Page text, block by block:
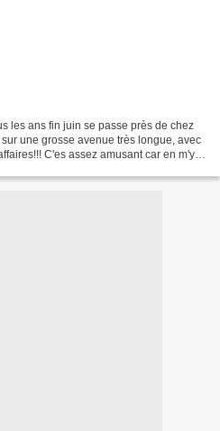
les ans fin juin se passe près de chez
une grosse avenue très longue, avec
C'es assez amusant car en m'y